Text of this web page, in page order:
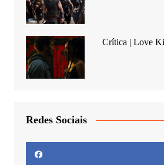
Crítica | Love
Redes Sociais